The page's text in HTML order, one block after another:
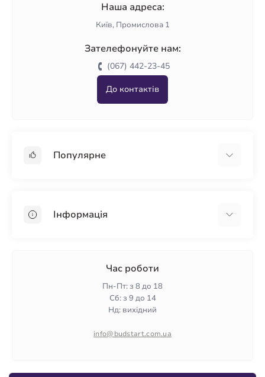
Наша адреса:
Київ, Промислова 1
Зателефонуйте нам:
(067) 442-23-45
До контактів
Популярне
ПінопластІнформація
Гарантія та повернення
Політика конфіденційності
Час роботи
Пн-Пт: з 8 до 18
Сб: з 9 до 14
Нд: вихідний
info@budstart.com.ua